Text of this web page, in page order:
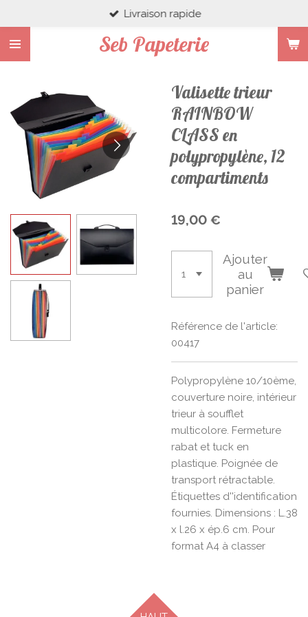
au
contenu
principal
Seb Papeterie
Livraison rapide
Valisette trieur
RAINBOW
CLASS en
polypropylène, 12
compartiments
19,00 €
Ajouter
au
panier
Référence de l'article:
00417
Polypropylène 10/10ème,
couverture noire, intérieur
trieur à soufflet
multicolore. Fermeture
rabat et tuck en
plastique. Poignée de
transport rétractable.
Étiquettes d''identification
fournies. Dimensions : L.38
x l.26 x ép.6 cm. Pour
format A4 à classer